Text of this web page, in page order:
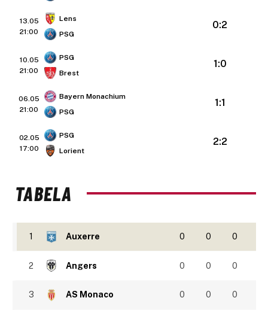
13.05
21:00
Lens
PSG
0:2
10.05
21:00
PSG
Brest
1:0
06.05
21:00
Bayern Monachium
PSG
1:1
02.05
17:00
PSG
Lorient
2:2
TABELA
1 Auxerre 0 0 0
2 Angers 0 0 0
3 AS Monaco 0 0 0